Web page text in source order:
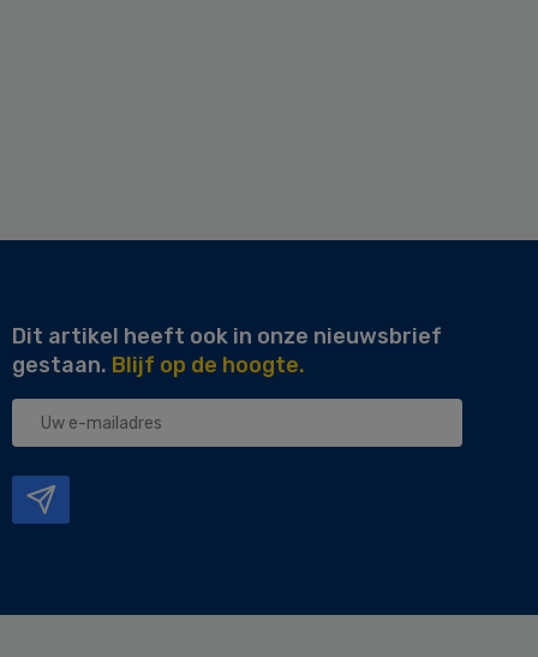
Dit artikel heeft ook in onze nieuwsbrief
gestaan. Blijf op de hoogte.
Uw